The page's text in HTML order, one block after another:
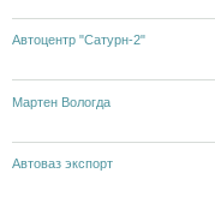
Автоцентр "Сатурн-2"
Мартен Вологда
Автоваз экспорт